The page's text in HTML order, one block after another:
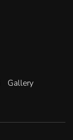
Gallery